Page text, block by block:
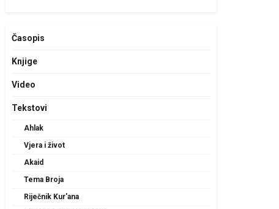
Časopis
Knjige
Video
Tekstovi
Ahlak
Vjera i život
Akaid
Tema Broja
Riječnik Kur'ana